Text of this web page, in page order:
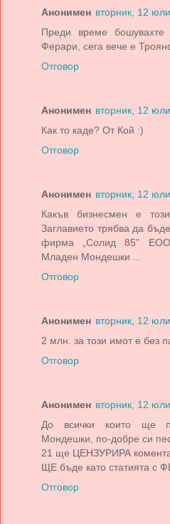
Анонимен вторник, 12
Преди време
Ферари, сега вече е
Отговор
Анонимен вторник, 12
Как то каде? От Кой :)
Отговор
Анонимен вторник, 12
Какъв бизнесмен е
Заглавието трябва да
фирма „Солид 85”
Младен Мондешки ...
Отговор
Анонимен вторник, 12
2 млн. за този имот е без
Отговор
Анонимен вторник, 12
До всички които ще
Мондешки, по-добре си
21 ще ЦЕНЗУРИРА
ЩЕ бъде като статията с
Отговор